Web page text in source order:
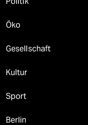
Öko
Gesellschaft
Kultur
Sport
Berlin